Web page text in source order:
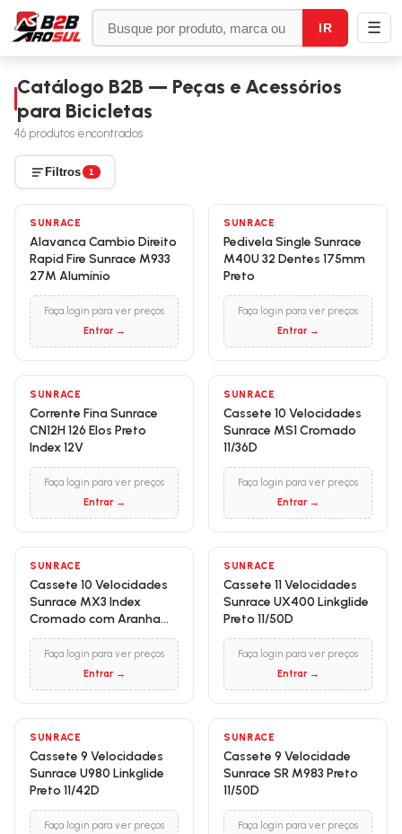
IR ☰
Catálogo B2B — Peças e Acessórios
para Bicicletas
46 produtos encontrados
Filtros 1
SUNRACE
Alavanca Cambio Direito
Rapid Fire Sunrace M933
27M Alumínio
Faça login para ver preços
Entrar →
SUNRACE
Pedivela Single Sunrace
M40U 32 Dentes 175mm
Preto
Faça login para ver preços
Entrar →
SUNRACE
Corrente Fina Sunrace
CN12H 126 Elos Preto
Index 12V
Faça login para ver preços
Entrar →
SUNRACE
Cassete 10 Velocidades
Sunrace MS1 Cromado
11/36D
Faça login para ver preços
Entrar →
SUNRACE
Cassete 10 Velocidades
Sunrace MX3 Index
Cromado com Aranha
Vermelha 11/46D
Faça login para ver preços
Entrar →
SUNRACE
Cassete 11 Velocidades
Sunrace UX400 Linkglide
Preto 11/50D
Faça login para ver preços
Entrar →
SUNRACE
Cassete 9 Velocidades
Sunrace U980 Linkglide
Preto 11/42D
Faça login para ver preços
SUNRACE
Cassete 9 Velocidade
Sunrace SR M983 Preto
11/50D
Faça login para ver preços